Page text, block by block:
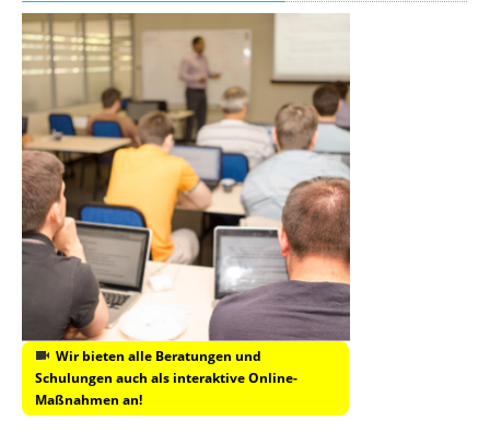
Wir bieten alle Beratungen und
Schulungen auch als interaktive Online-
Maßnahmen an!